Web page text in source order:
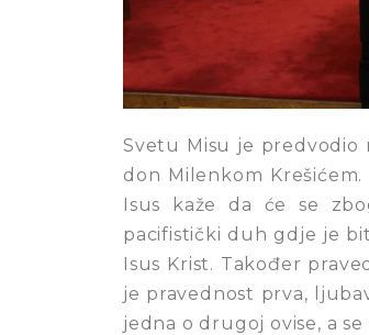
Svetu Misu je
don Milenkom
Isus kaže da će se
pacifistički duh gdje je
Isus Krist. Također
je pravednost prva,
jedna o drugoj ovise, a